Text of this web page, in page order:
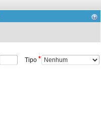
Tipo *
*